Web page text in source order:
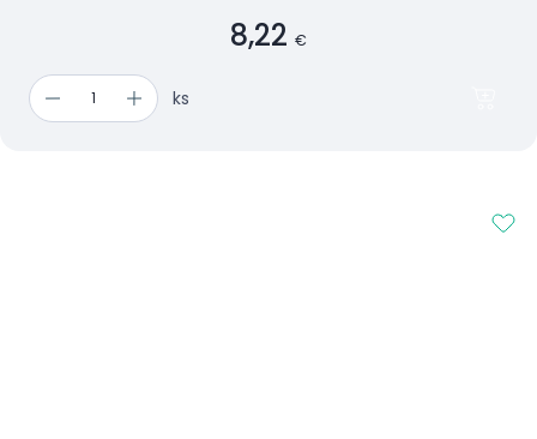
8,22 €
ks